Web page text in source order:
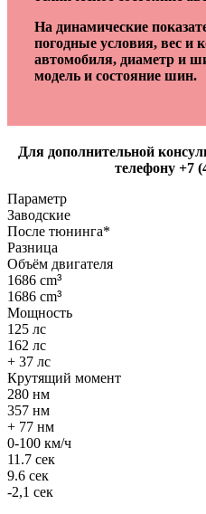
На динамические
погодные условия, вес и
автомобиля, диаметр и
модель и состояние шин.
Для дополнительной
телефону +7
Параметр
Заводские
После тюнинга*
Разница
Объём двигателя
1686 cm³
1686 cm³
Мощность
125 лс
162 лс
+ 37 лс
Крутящий момент
280 нм
357 нм
+ 77 нм
0-100 км/ч
11.7 сек
9.6 сек
-2,1 сек